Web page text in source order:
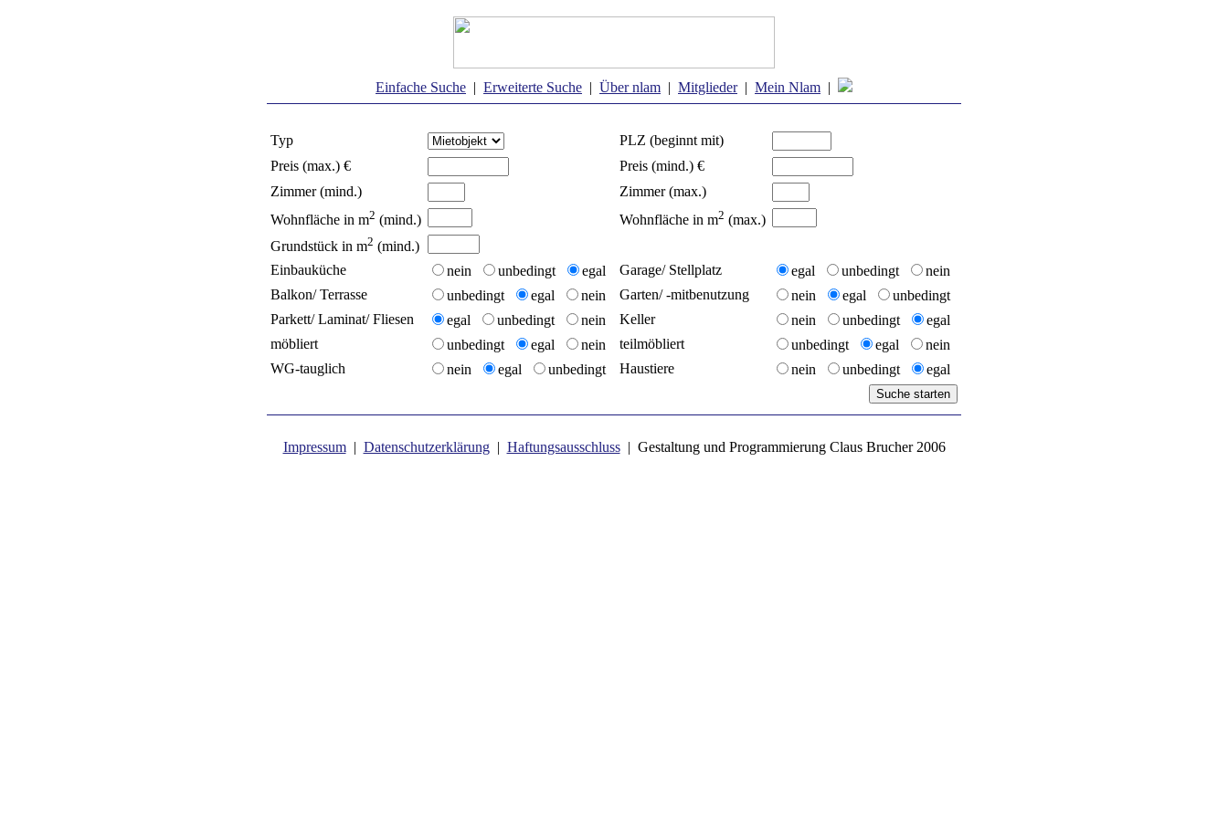
Einfache Suche | Erweiterte Suche | Über nlam | Mitglieder| Mein Nlam |
Typ
PLZ (beginnt mit)
Preis (max.) €
Preis (mind.) €
Zimmer (mind.)
Zimmer (max.)
Wohnfläche in m2 (mind.) Wohnfläche in m2 (max.)
Grundstück in m2 (mind.)
Einbauküche
nein unbedingt egal Garage/ Stellplatz egal unbedingt
nein
Balkon/ Terrasse
unbedingt egal nein Garten/ -mitbenutzung nein egal
unbedingt
Parkett/ Laminat/ Fliesen
egal unbedingt nein Keller nein unbedingt
egal
möbliert
unbedingt egal nein teilmöbliert unbedingt egal
nein
WG-tauglich
nein egal unbedingt Haustiere nein unbedingt egal
Impressum| Datenschutzerklärung| Haftungsausschluss| Gestaltung und Programmierung Claus Brucher 2006